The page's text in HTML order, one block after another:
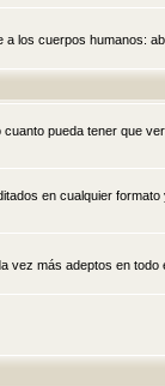
los cuerpos humanos:
pueda tener que
en cualquier
vez más adeptos en todo